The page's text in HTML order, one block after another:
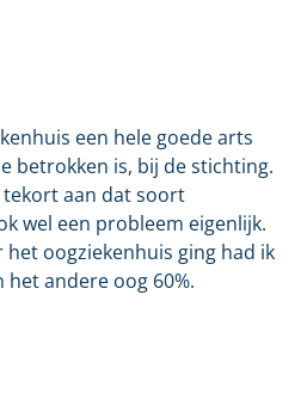
een hele goede arts
betrokken is, bij de stichting.
tekort aan dat soort
wel een probleem eigenlijk.
oogziekenhuis ging had ik
het andere oog 60%.